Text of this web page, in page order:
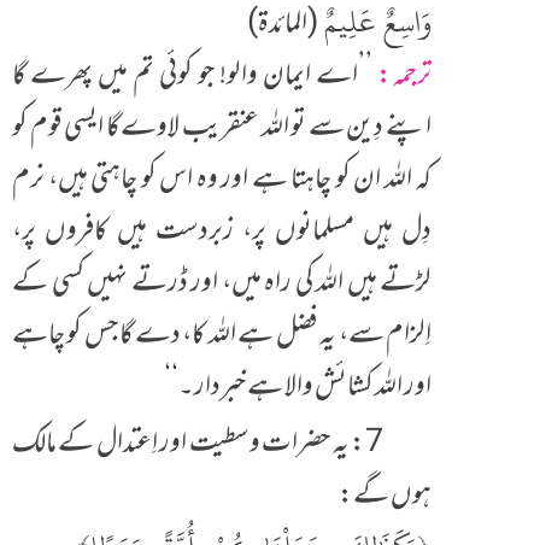
وَاسِعٌ عَلِيمٌ(المائدۃ)
ترجمہ:’’اے ایمان والو! جو کوئی تم میں پھرے گا
اپنے دِین سے تو اللہ عنقریب لاوے گا ایسی قوم کو
کہ اللہ ان کو چاہتا ہے اور وہ اس کو چاہتی ہیں، نرم
دِل ہیں مسلمانوں پر، زبردست ہیں کافروں پر،
لڑتے ہیں اللہ کی راہ میں، اور ڈرتے نہیں کسی کے
اِلزام سے، یہ فضل ہے اللہ کا، دے گا جس کو چاہے
اور اللہ کشائش والا ہے خبردار۔‘‘
7: یہ حضرات وسطیت اور اِعتدال کے مالک
ہوں گے: